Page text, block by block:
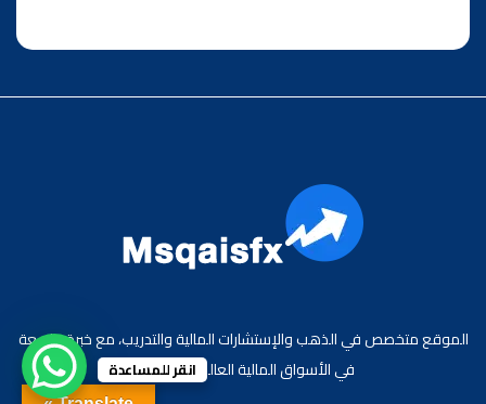
الموقع متخصص في الذهب والإستشارات المالية والتدريب، مع خبرة واسعة
في الأسواق المالية العالمية والعربية.
انقر للمساعدة